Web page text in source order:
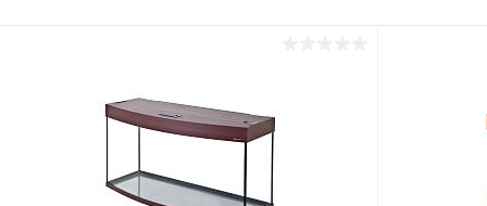
Купить в 1 клик Сравнение
В наличии
Купить в 1